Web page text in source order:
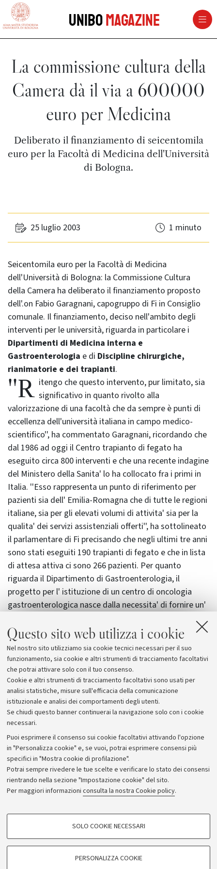
Questo sito web utilizza i cookie
Nel nostro sito utilizziamo sia cookie tecnici necessari per il suo
funzionamento, sia cookie e altri strumenti di tracciamento facoltativi
che potrai attivare solo con il tuo consenso.
Cookie e altri strumenti di tracciamento facoltativi sono usati per
analisi statistiche, misure sull'efficacia della comunicazione
istituzionale e analisi dei comportamenti degli utenti.
Se chiudi questo banner continuerai la navigazione solo con i cookie
necessari.
Puoi esprimere il consenso sui cookie facoltativi attivando l'opzione
in "Personalizza cookie" e, se vuoi, potrai esprimere consensi più
specifici in "Mostra cookie di profilazione".
Potrai sempre rivedere le tue scelte e verificare lo stato dei consensi
rientrando nella sezione "Impostazione cookie" del sito.
Per maggiori informazioni consulta la nostra Cookie policy.
COOKIE DI PROFILAZIONE - FACOLTATIVI
SOLO COOKIE NECESSARI
PERSONALIZZA COOKIE
vai al contenuto della pagina
UniboMagazine
La commissione cultura della
Camera dà il via a 600000
euro per Medicina
Deliberato il finanziamento di seicentomila
euro per la Facoltà di Medicina dell'Università
di Bologna.
25 luglio 2003 1 minuto
Seicentomila euro per la Facoltà di Medicina
dell'Università di Bologna: la Commissione Cultura
della Camera ha deliberato il finanziamento proposto
dell'.on Fabio Garagnani, capogruppo di Fi in Consiglio
comunale. Il finanziamento, deciso nell'ambito degli
interventi per le università, riguarda in particolare i
Dipartimenti di Medicina interna e
Gastroenterologia e di Discipline chirurgiche,
rianimatorie e dei trapianti.
''Ritengo che questo intervento, pur limitato, sia significativo in quanto rivolto alla
valorizzazione di una facoltà che da sempre è punti di
eccellenza dell'università italiana in campo medico-
scientifico'', ha commentato Garagnani, ricordando che
dal 1986 ad oggi il Centro trapianto di fegato ha
eseguito circa 800 interventi e che una recente indagine
del Ministero della Sanita' lo ha collocato fra i primi in
Italia. ''Esso rappresenta un punto di riferimento per
pazienti sia dell' Emilia-Romagna che di tutte le regioni
italiane, sia per gli elevati volumi di attivita' sia per la
qualita' dei servizi assistenziali offerti'', ha sottolineato
il parlamentare di Fi precisando che negli ultimi tre anni
sono stati eseguiti 190 trapianti di fegato e che in lista
di attesa attiva ci sono 266 pazienti. Per quanto
riguarda il Dipartimento di Gastroenterologia, il
progetto per l' istituzione di un centro di oncologia
gastroenterologica nasce dalla necessita' di fornire un'
assistenza clinico-diagnostica all' avanguardia per la
prevenzione e la cura delle neoplasie dell' apparato
digerente. Il progetto comprende un centro per la
ricerca clinica e di base da affiancare alla clinica di
routine.
Archivio
Comunicati stampa
Redazione
Rassegna stampa
© Copyright 2026 - ALMA MATER STUDIORUM - Università di